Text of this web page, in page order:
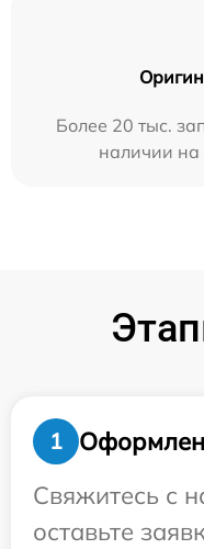
Более 20 тыс.
наличии на
1
Свяжитесь с
оставьте